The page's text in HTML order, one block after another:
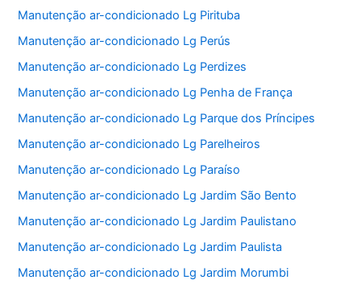
Manutenção ar-condicionado Lg Pirituba
Manutenção ar-condicionado Lg Perús
Manutenção ar-condicionado Lg Perdizes
Manutenção ar-condicionado Lg Penha de França
Manutenção ar-condicionado Lg Parque dos Príncipes
Manutenção ar-condicionado Lg Parelheiros
Manutenção ar-condicionado Lg Paraíso
Manutenção ar-condicionado Lg Jardim São Bento
Manutenção ar-condicionado Lg Jardim Paulistano
Manutenção ar-condicionado Lg Jardim Paulista
Manutenção ar-condicionado Lg Jardim Morumbi